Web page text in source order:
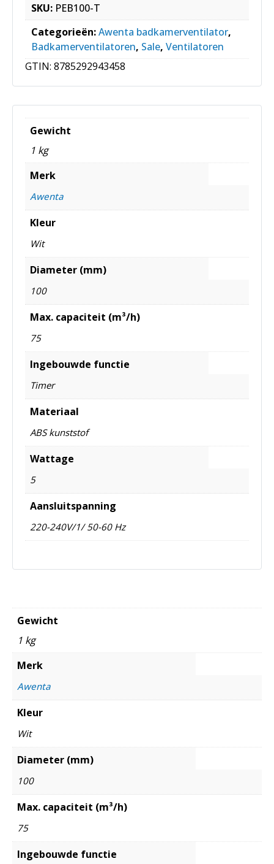
SKU: PEB100-T
Categorieën:Awenta badkamerventilator,
Badkamerventilatoren, Sale, Ventilatoren
GTIN: 8785292943458
Gewicht
1 kg
Merk
Awenta
Kleur
Wit
Diameter (mm)
100
Max. capaciteit (m³/h)
75
Ingebouwde functie
Timer
Materiaal
ABS kunststof
Wattage
5
Aansluitspanning
220-240V/1/ 50-60 Hz
Gewicht
1 kg
Merk
Awenta
Kleur
Wit
Diameter (mm)
100
Max. capaciteit (m³/h)
75
Ingebouwde functie